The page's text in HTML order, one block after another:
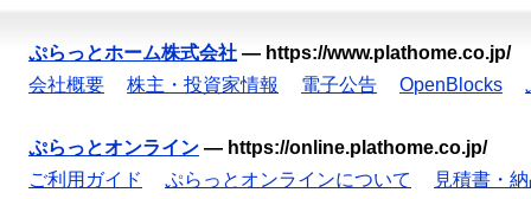
ぷらっとホーム株式会社 — https://www.plathome.co.jp/
会社概要
株主・投資家情報 電子公告 OpenBlocks
ぷらっとオンライン — https://online.plathome.co.jp/
ご利用ガイド
ぷらっとオンラインについて
見積書・